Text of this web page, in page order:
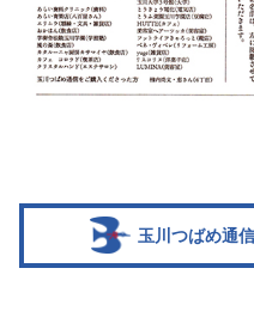
玉川つばめ通